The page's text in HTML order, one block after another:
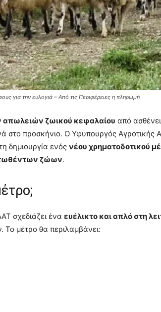
για την ευλογιά – Από τις Περιφέρειες η πληρωμή
απωλειών ζωικού κεφαλαίου από
στο προσκήνιο. Ο Υφυπουργός Αγροτικής
δημιουργία ενός νέου χρηματοδοτικού
ζώων.
σχεδιάζει ένα ευέλικτο και απλό στη
Το μέτρο θα περιλαμβάνει: